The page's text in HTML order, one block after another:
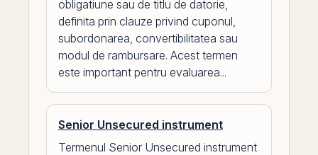
obligatiune sau de titlu de datorie,
definita prin clauze privind cuponul,
subordonarea, convertibilitatea sau
modul de rambursare. Acest termen
este important pentru evaluarea...
Senior Unsecured instrument
Termenul Senior Unsecured instrument